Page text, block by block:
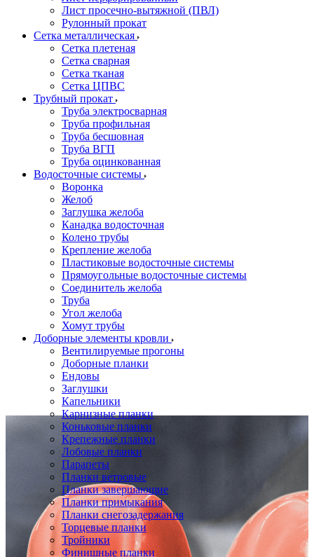
Лист просечно-вытяжной (ПВЛ)
Рулонный прокат
Сетка металлическая
Сетка плетеная
Сетка сварная
Сетка тканая
Сетка ЦПВС
Трубный прокат
Труба электросварная
Труба профильная
Труба бесшовная
Труба ВГП
Труба оцинкованная
Водосточные системы
Воронка
Желоб
Заглушка желоба
Канадка водосточная
Колено трубы
Крепление желоба
Пластиковые водосточные системы
Прямоугольные водосточные системы
Соединитель желоба
Труба
Угол желоба
Хомут трубы
Доборные элементы кровли
Вентилируемые прогоны
Доборные планки
Ендовы
Заглушки
Капельники
Карнизные планки
Коньковые планки
Крепежные планки
Лобовые планки
Парапеты
Планки ветровые
Планки завершающие
Планки примыкания
Планки снегозадержания
Торцевые планки
Тройники
Финишные планки